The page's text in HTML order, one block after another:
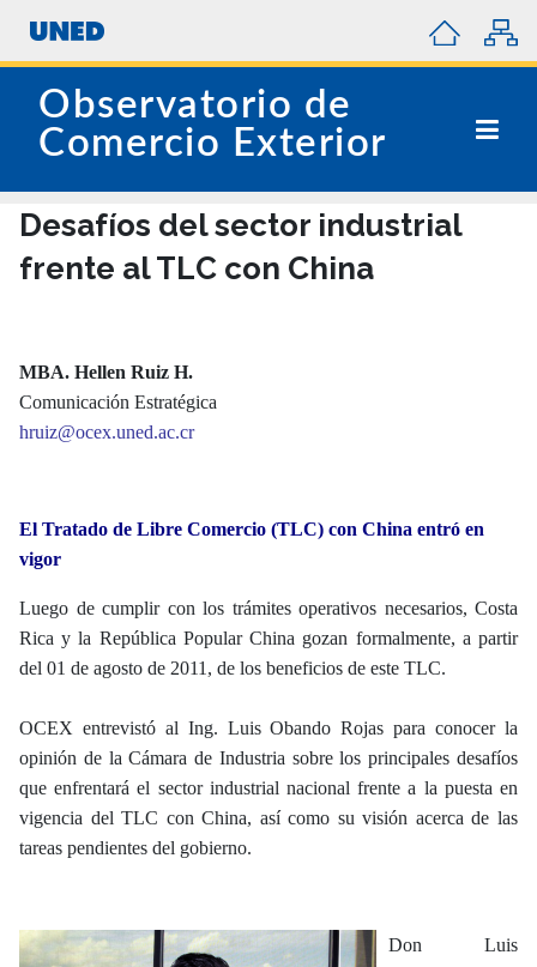
Observatorio de
Comercio Exterior
Desafíos del sector industrial
frente al TLC con China
MBA. Hellen Ruiz H.
Comunicación Estratégica
hruiz@ocex.uned.ac.cr
El Tratado de Libre Comercio (TLC) con China entró en
vigor
Luego de cumplir con los trámites operativos necesarios, Costa
Rica y la República Popular China gozan formalmente, a partir
del 01 de agosto de 2011, de los beneficios de este TLC.
OCEX entrevistó al Ing. Luis Obando Rojas para conocer la
opinión de la Cámara de Industria sobre los principales desafíos
que enfrentará el sector industrial nacional frente a la puesta en
vigencia del TLC con China, así como su visión acerca de las
tareas pendientes del gobierno.
Don Luis